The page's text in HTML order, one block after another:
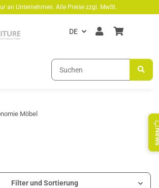
an Unternehmen. Alle Preise zzgl. MwSt.
DE
Möbel
Filter und Sortierung